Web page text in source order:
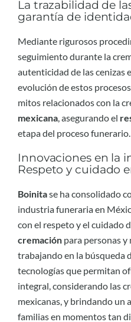
La trazabilidad de
garantía de
Mediante rigurosos
seguimiento durante la
autenticidad de las cenizas
evolución de estos
mitos relacionados con la
mexicana, asegurando el
etapa del proceso funerario.
Innovaciones en la
Respeto y cuidado
Boinitase ha consolidado
industria funeraria en
con el respeto y el cuidado
cremación para personas
trabajando en la búsqueda
tecnologías que permitan
integral, considerando las
mexicanas, y brindando un
familias en momentos tan